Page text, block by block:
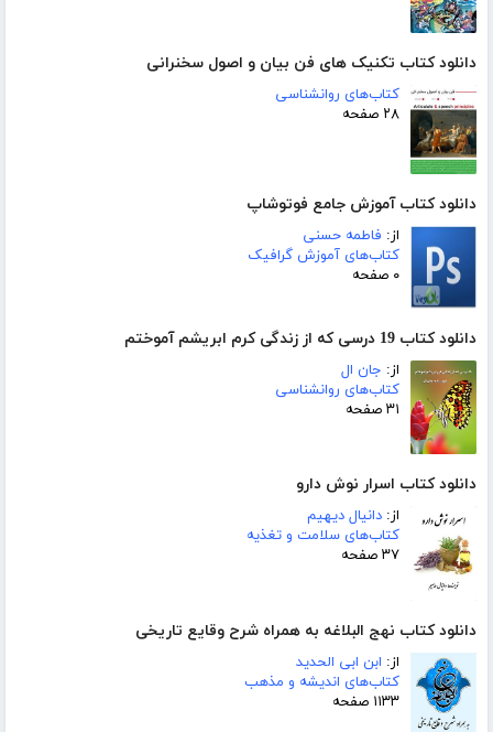
دانلود کتاب تکنیک های فن بیان و اصول سخنرانی
کتاب‌های روانشناسی
۲۸ صفحه
دانلود کتاب آموزش جامع فوتوشاپ
از: فاطمه حسنی
کتاب‌های آموزش گرافیک
۰ صفحه
دانلود کتاب 19 درسی که از زندگی کرم ابریشم آموختم
از: جان ال
کتاب‌های روانشناسی
۳۱ صفحه
دانلود کتاب اسرار نوش دارو
از: دانیال دیهیم
کتاب‌های سلامت و تغذیه
۳۷ صفحه
دانلود کتاب نهج البلاغه به همراه شرح وقایع تاریخی
از: ابن ابی الحدید
کتاب‌های اندیشه و مذهب
۱۱۳۳ صفحه